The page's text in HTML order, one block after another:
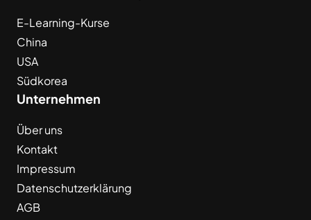
E-Learning-Kurse
China
USA
Südkorea
Unternehmen
Über uns
Kontakt
Impressum
Datenschutzerklärung
AGB